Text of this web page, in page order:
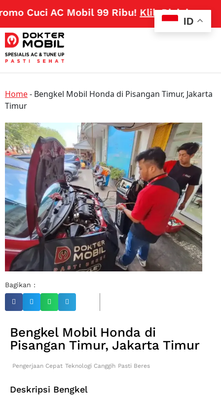
Cuci AC Mobil 99 Ribu!Klik Disini
Home- Bengkel Mobil Honda di Pisangan Timur, Jakarta
Timur
Bagikan :
Bengkel Mobil Honda di
Pisangan Timur, Jakarta Timur
Pengerjaan Cepat Teknologi Canggih Pasti Beres
Deskripsi Bengkel
ID